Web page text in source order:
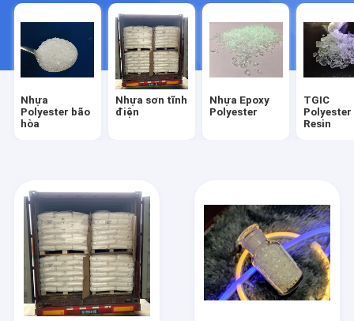
Nhựa
Polyester bão
hòa
Nhựa sơn tĩnh
điện
Nhựa Epoxy
Polyester
TGIC
Polyester
Resin